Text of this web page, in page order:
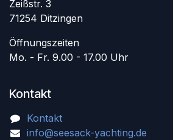
Zeißstr. 3
71254 Ditzingen
Öffnungszeiten
Mo. - Fr. 9.00 - 17.00 Uhr
Kontakt
Kontakt
info@seesack-yachting.de